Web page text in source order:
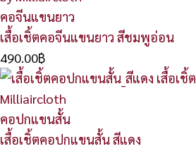
คอจีนแขนยาว
เสื้อเชิ้ตคอจีนแขนยาว สีชมพูอ่อน
490.00฿
คอปกแขนสั้น
เสื้อเชิ้ตคอปกแขนสั้น สีแดง